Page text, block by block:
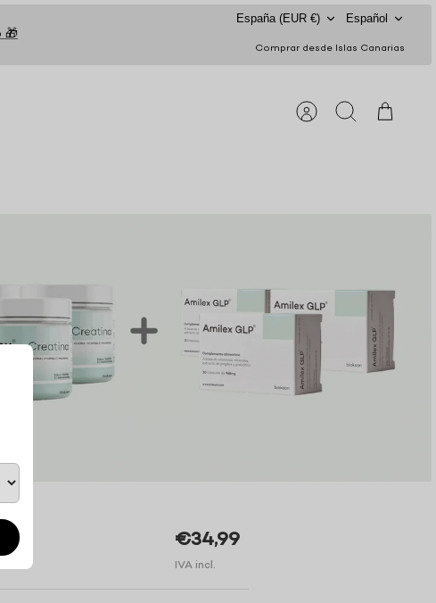
🎁
España (EUR €) Español
Comprar desde Islas Canarias
Cuenta Buscar Carrito
€34,99
IVA incl.